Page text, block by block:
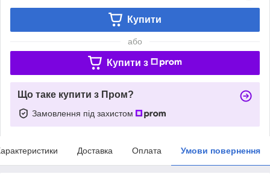
Купити
або
Купити з
Що таке купити з Пром?
Замовлення під захистом
Доставка Оплата Умови повернення